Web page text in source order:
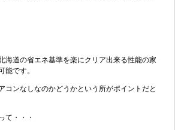
海道の省エネ基準を楽にクリア出来る性能の家
能です。
コンなしなのかどうかという所がポイントだと
て・・・